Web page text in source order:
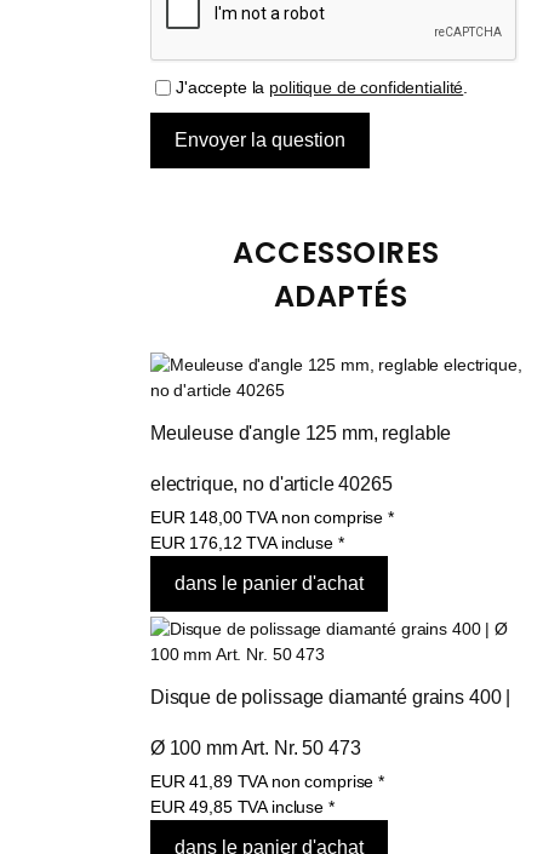
J'accepte la politique de confidentialité
ACCESSOIRES
ADAPTÉS
Meuleuse d'angle 125 mm, reglable
electrique, no d'article 40265
EUR 148,00TVA non comprise *
EUR 176,12TVA incluse *
Disque de polissage diamanté grains 400 |
Ø 100 mm Art. Nr. 50 473
EUR41,89 TVA non comprise *
EUR49,85 TVA incluse *